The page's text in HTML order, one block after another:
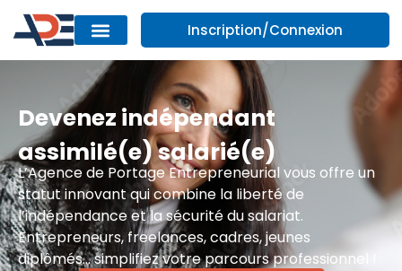
Inscription/Connexion
Devenez indépendant
assimilé(e) salarié(e)
L’Agence de Portage Entrepreneurial vous offre un
statut innovant qui combine la liberté de
l’indépendance et la sécurité du salariat.
Entrepreneurs, freelances, cadres, jeunes
diplômés… simplifiez votre parcours professionnel !